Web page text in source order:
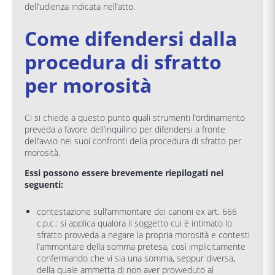
dell’udienza indicata nell’atto.
Come difendersi dalla
procedura di sfratto
per morosità
Ci si chiede a questo punto quali strumenti l’ordinamento
preveda a favore dell’inquilino per difendersi a fronte
dell’avvio nei suoi confronti della procedura di sfratto per
morosità.
Essi possono essere brevemente riepilogati nei
seguenti:
contestazione sull’ammontare dei canoni ex art. 666
c.p.c.: si applica qualora il soggetto cui è intimato lo
sfratto provveda a negare la propria morosità e contesti
l’ammontare della somma pretesa, così implicitamente
confermando che vi sia una somma, seppur diversa,
della quale ammetta di non aver provveduto al